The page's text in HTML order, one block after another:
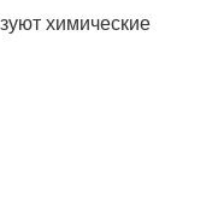
химические